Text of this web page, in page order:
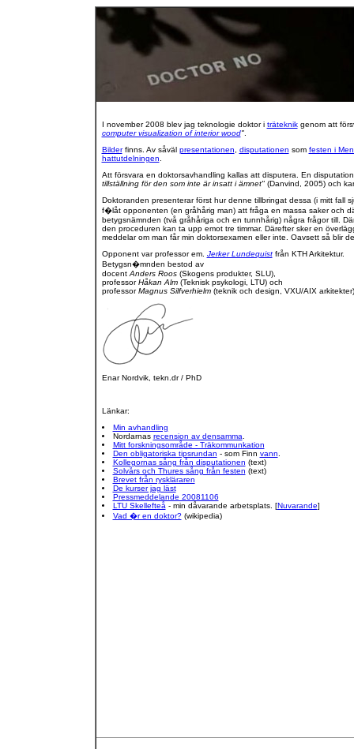
I november 2008 blev jag teknologie doktor i träteknikgenom att
computer visualization of interior wood".
Bilderfinns. Av såväl presentationen disputationen som festen i
hattutdelningen
Att försvara en doktorsavhandling kallas att disputera. En
tillställning för den som inte är insatt i ämnet"(Danvind, 2005) och
Doktoranden presenterar först hur denne tillbringat dessa (i mitt fall
f�låt opponenten (en gråhårig man) att fråga en massa saker och
betygsnämnden (två gråhåriga och en tunnhårig) några frågor till.
den proceduren kan ta upp emot tre timmar. Därefter sker en
meddelar om man får min doktorsexamen eller inte. Oavsett så blir
Opponent var professor em. Jerker Lundequistfrån KTH Arkitektur.
Betygsn�mnden bestod av
docent Anders Roos(Skogens produkter, SLU),
professorHåkan Alm(Teknisk psykologi, LTU) och
professorMagnus Silfverhielm(teknik och design, VXU/AIX
Enar Nordvik, tekn.dr / PhD
Länkar:
Min avhandling
Nordarnas recension av densamma
Mitt forskningsområde - Träkommunkation
Den obligatoriska tipsrundan - som Finn vann
Kollegornas sång från disputationen (text)
Solvårs och Thures sång från festen (text)
Brevet från ryskläraren
De kurser jag läst
Pressmeddelande 20081106
LTU Skellefteå - min dåvarande arbetsplats. [Nuvarande]
Vad �r en doktor?(wikipedia)